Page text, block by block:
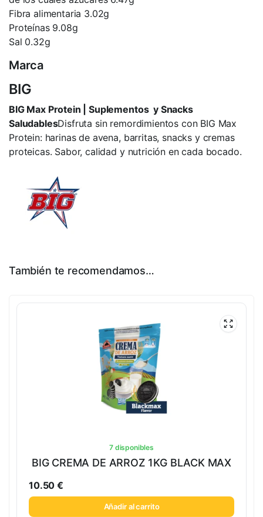
Fibra alimentaria 3.02g
Proteínas 9.08g
Sal 0.32g
Marca
BIG
BIG Max Protein | Suplementos y Snacks
SaludablesDisfruta sin remordimientos con BIG Max
Protein: harinas de avena, barritas, snacks y cremas
proteicas. Sabor, calidad y nutrición en cada bocado.
También te recomendamos…
7 disponibles
BIG CREMA DE ARROZ 1KG BLACK MAX
10.50€
Añadir al carrito